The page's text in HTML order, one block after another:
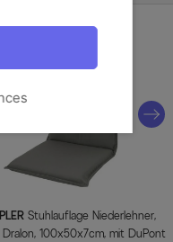
Dralon, 100x50x7cm, mit DuPont